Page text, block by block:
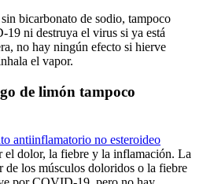
bicarbonato de sodio, tampoco
ni destruya el virus si ya está
no hay ningún efecto si hierve
el vapor.
de limón tampoco
antiinflamatorio no esteroideo
el dolor, la fiebre y la inflamación. La
de los músculos doloridos o la fiebre